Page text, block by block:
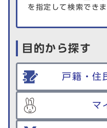
を指定して検索できま
目的から探す
戸籍・住
マ